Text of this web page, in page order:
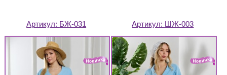
Артикул: БЖ-031 Артикул: ШЖ-003